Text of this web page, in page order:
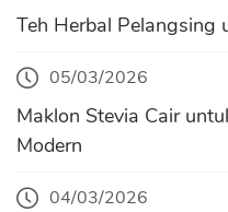
Teh Herbal Pelangsing
05/03/2026
Maklon Stevia Cair
Modern
04/03/2026